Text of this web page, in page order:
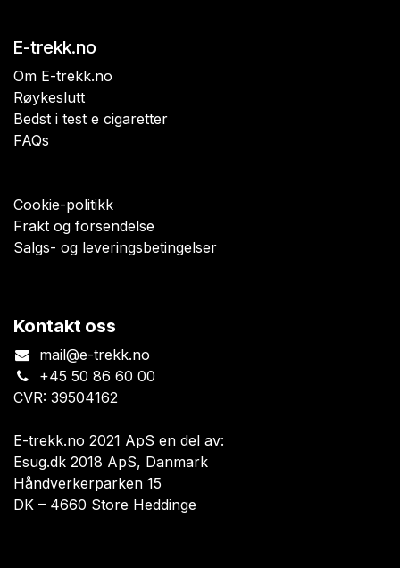
E-trekk.no
Om E-trekk.no
Røykeslutt
Bedst i test e cigaretter
FAQs
Cookie-politikk
Frakt og forsendelse
Salgs- og leveringsbetingelser
Kontakt oss
mail@e-trekk.no
+45 50 86 60 00
CVR: 39504162
E-trekk.no 2021 ApS en del av:
Esug.dk 2018 ApS, Danmark
Håndverkerparken 15
DK – 4660 Store Heddinge